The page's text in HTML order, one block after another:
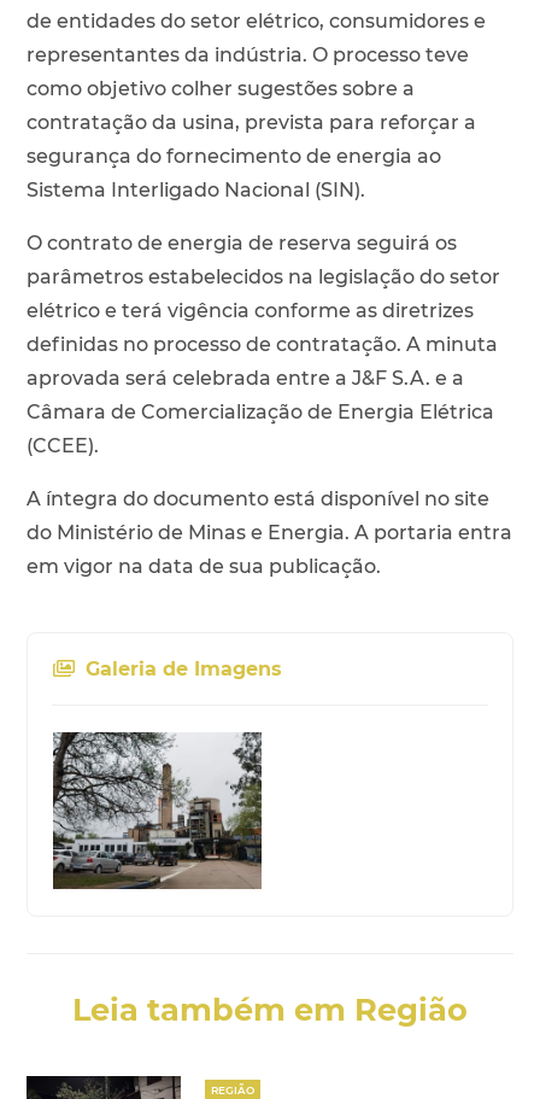
de entidades do setor elétrico, consumidores e
representantes da indústria. O processo teve
como objetivo colher sugestões sobre a
contratação da usina, prevista para reforçar a
segurança do fornecimento de energia ao
Sistema Interligado Nacional (SIN).
O contrato de energia de reserva seguirá os
parâmetros estabelecidos na legislação do setor
elétrico e terá vigência conforme as diretrizes
definidas no processo de contratação. A minuta
aprovada será celebrada entre a J&F S.A. e a
Câmara de Comercialização de Energia Elétrica
(CCEE).
A íntegra do documento está disponível no site
do Ministério de Minas e Energia. A portaria entra
em vigor na data de sua publicação.
Galeria de Imagens
Leia também em Região
REGIÃO